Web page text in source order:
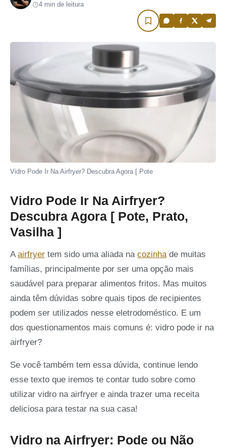
4 min de leitura
Vidro Pode Ir Na Airfryer? Descubra Agora [ Pote
Vidro Pode Ir Na Airfryer?
Descubra Agora [ Pote, Prato,
Vasilha ]
A airfryer tem sido uma aliada na cozinhade muitas
famílias, principalmente por ser uma opção mais
saudável para preparar alimentos fritos. Mas muitos
ainda têm dúvidas sobre quais tipos de recipientes
podem ser utilizados nesse eletrodoméstico. E um
dos questionamentos mais comuns é: vidro pode ir na
airfryer?
Se você também tem essa dúvida, continue lendo
esse texto que iremos te contar tudo sobre como
utilizar vidro na airfryer e ainda trazer uma receita
deliciosa para testar na sua casa!
Vidro na Airfryer: Pode ou Não